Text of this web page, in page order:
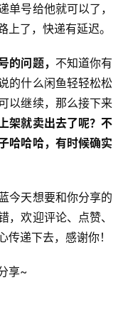
单号给他就可以了，
了，快递有延迟。
的问题， 不知道你有
的什么闲鱼轻轻松松
以继续，那么接下来
架就卖出去了呢？不
哈哈哈，有时候确实
今天想要和你分享的
，欢迎评论、点赞、
递下去，感谢你！
享~